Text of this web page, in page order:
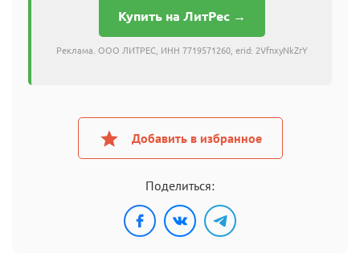
Купить на ЛитРес →
Реклама. ООО ЛИТРЕС, ИНН 7719571260, erid: 2VfnxyNkZrY
Добавить в избранное
Поделиться: